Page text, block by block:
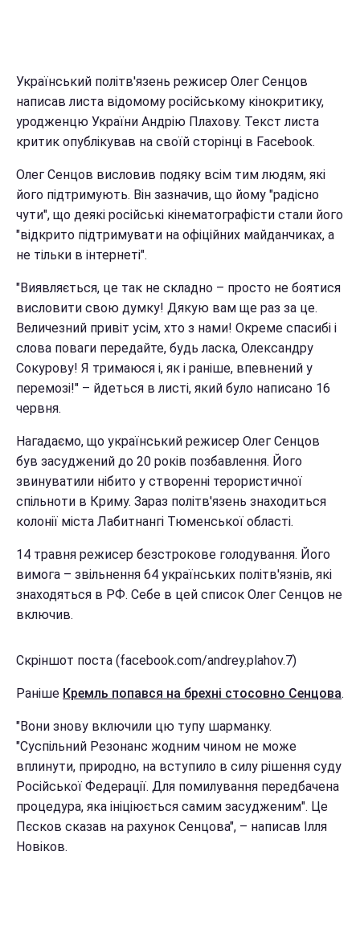
Український політв'язень режисер Олег Сенцов
написав листа відомому російському кінокритику,
уродженцю України Андрію Плахову. Текст листа
критик опублікував на своїй сторінці в Facebook.
Олег Сенцов висловив подяку всім тим людям, які
його підтримують. Він зазначив, що йому "радісно
чути", що деякі російські кінематографісти стали його
"відкрито підтримувати на офіційних майданчиках, а
не тільки в інтернеті".
"Виявляється, це так не складно – просто не боятися
висловити свою думку! Дякую вам ще раз за це.
Величезний привіт усім, хто з нами! Окреме спасибі і
слова поваги передайте, будь ласка, Олександру
Сокурову! Я тримаюся і, як і раніше, впевнений у
перемозі!" – йдеться в листі, який було написано 16
червня.
Нагадаємо, що український режисер Олег Сенцов
був засуджений до 20 років позбавлення. Його
звинуватили нібито у створенні терористичної
спільноти в Криму. Зараз політв'язень знаходиться
колонії міста Лабитнангі Тюменської області.
14 травня режисер безстрокове голодування. Його
вимога – звільнення 64 українських політв'язнів, які
знаходяться в РФ. Себе в цей список Олег Сенцов не
включив.
Скріншот поста (facebook.com/andrey.plahov.7)
Раніше Кремль попався на брехні стосовно Сенцова.
"Вони знову включили цю тупу шарманку.
"Суспільний Резонанс жодним чином не може
вплинути, природно, на вступило в силу рішення суду
Російської Федерації. Для помилування передбачена
процедура, яка ініціюється самим засудженим". Це
Пєсков сказав на рахунок Сенцова", – написав Ілля
Новіков.